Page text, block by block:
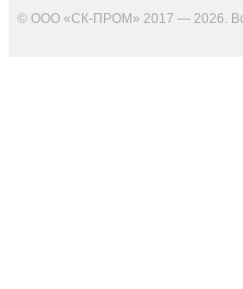
© ООО «СК-ПРОМ» 2017 — 2026.